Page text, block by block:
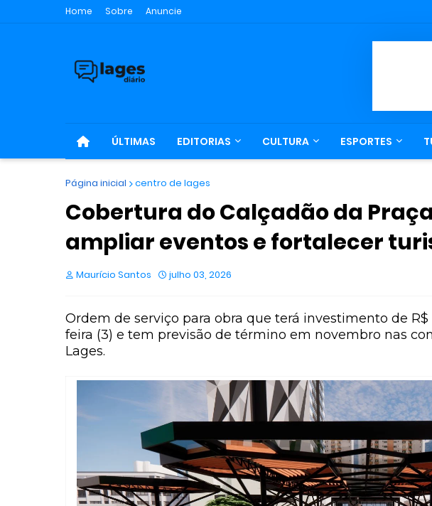
Home Sobre Anuncie
ÚLTIMAS EDITORIAS CULTURA ESPORTES
Página inicial centro de lages
Cobertura do Calçadão da
ampliar eventos e fortalecer
Maurício Santos julho 03, 2026
Ordem de serviço para obra que terá investimento de
feira (3) e tem previsão de término em novembro nas
Lages.